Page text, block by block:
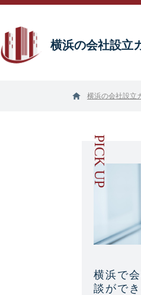
横浜の会社設立
横浜の会社設立
横浜で
談がで